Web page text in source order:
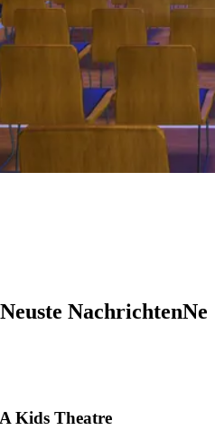
Neuste Nachrichten
Kids Theatre